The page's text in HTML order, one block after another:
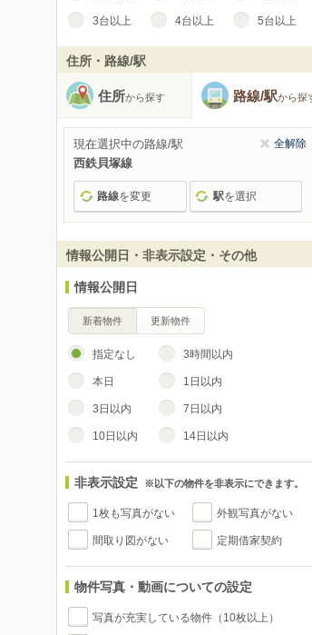
3台以上 4台以上 5台以上
住所・路線/駅
住所から探す 路線/駅から探
現在選択中の路線/駅 全解除
西鉄貝塚線
路線を変更 駅を選択
情報公開日・非表示設定・その他
情報公開日
新着物件 更新物件
指定なし 3時間以内
本日 1日以内
3日以内 7日以内
10日以内 14日以内
非表示設定 ※以下の物件を非表示にできます。
1枚も写真がない 外観写真がない
間取り図がない 定期借家契約
物件写真・動画についての設定
写真が充実している物件（10枚以上）